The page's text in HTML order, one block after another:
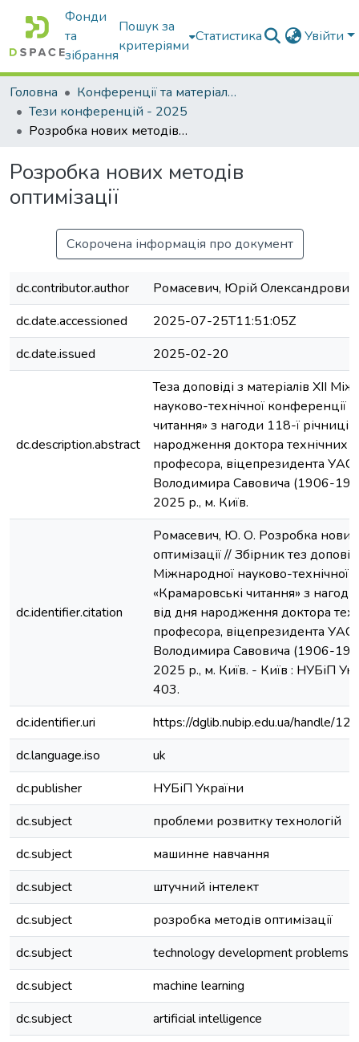
Фонди
та
зібрання
Пошук за
критеріями
Статистика Увійти
Головна
Конференції та матеріали конференцій
Тези конференцій - 2025
Розробка нових методів оптимізації
Розробка нових методів
оптимізації
Скорочена інформація про документ
dc.contributor.author
Ромасевич, Юрій Олександрович
dc.date.accessioned
2025-07-25T11:51:05Z
dc.date.issued
2025-02-20
dc.description.abstract
Теза доповіді з матеріалів ХІІ
науково-технічної конференції
читання» з нагоди 118-ї річниці
народження доктора технічних
професора, віцепрезидента
Володимира Савовича (1906-
2025 р., м. Київ.
dc.identifier.citation
Ромасевич, Ю. О. Розробка нових
оптимізації // Збірник тез
Міжнародної науково-технічної
«Крамаровські читання» з
від дня народження доктора
професора, віцепрезидента
Володимира Савовича (1906-
2025 р., м. Київ. - Київ : НУБіП
403.
dc.identifier.uri
https://dglib.nubip.edu.ua/handle/
dc.language.iso
uk
dc.publisher
НУБіП України
dc.subject
проблеми розвитку технологій
dc.subject
машинне навчання
dc.subject
штучний інтелект
dc.subject
розробка методів оптимізації
dc.subject
technology development problems
dc.subject
machine learning
dc.subject
artificial intelligence